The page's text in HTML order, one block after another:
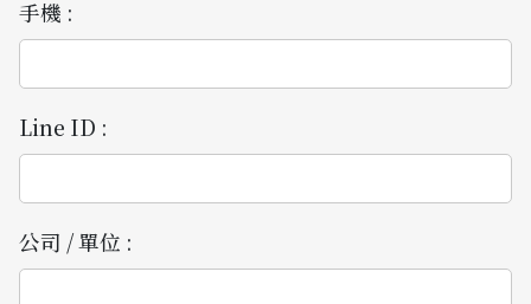
手機 :
Line ID :
公司 / 單位 :